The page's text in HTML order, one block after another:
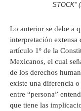
STOCK”
Lo anterior se debe a
interpretación extensa
artículo 1º de la
Mexicanos, el cual
de los derechos
existe una diferencia
entre “persona”
que tiene las